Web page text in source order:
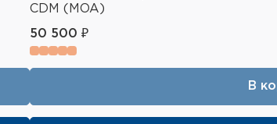
CDM (MOA)
50 500 ₽
В